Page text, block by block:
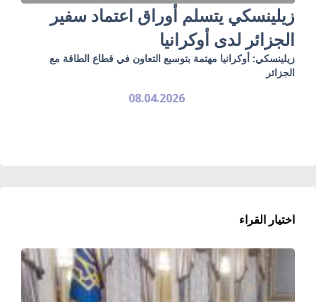
زيلينسكي يتسلم أوراق اعتماد سفير
الجزائر لدى أوكرانيا
زيلينسكي: أوكرانيا مهتمة بتوسيع التعاون في قطاع الطاقة مع
الجزائر
08.04.2026
اختيار القراء